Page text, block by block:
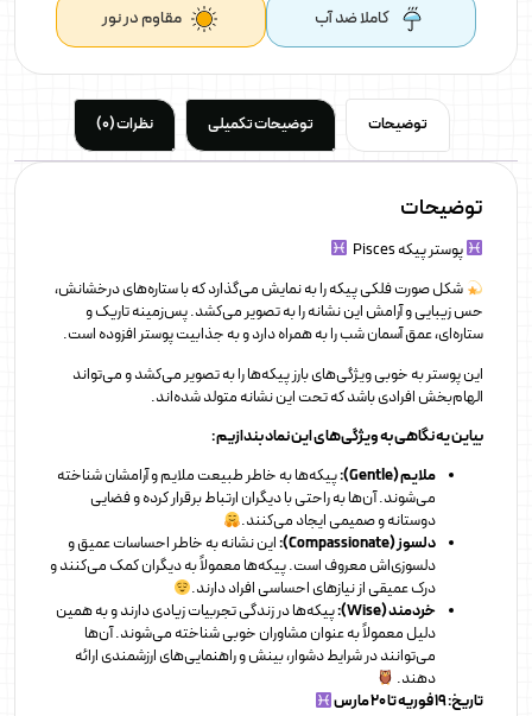
کاملا ضد آب مقاوم در نور
توضیحات توضیحات تکمیلی نظرات (0)
توضیحات
پوستر پیکه Pisces
شکل صورت فلکی پیکه را به نمایش می‌گذارد که با ستاره‌های درخشانش،
حس زیبایی و آرامش این نشانه را به تصویر می‌کشد. پس‌زمینه تاریک و
ستاره‌ای، عمق آسمان شب را به همراه دارد و به جذابیت پوستر افزوده است.
این پوستر به خوبی ویژگی‌های بارز پیکه‌ها را به تصویر می‌کشد و می‌تواند
الهام‌بخش افرادی باشد که تحت این نشانه متولد شده‌اند.
بیاین یه نگاهی به ویژگی‌های این نماد بندازیم :
ملایم (Gentle):
پیکه‌ها به خاطر طبیعت ملایم و آرامشان شناخته
می‌شوند. آن‌ها به راحتی با دیگران ارتباط برقرار کرده و فضایی
دوستانه و صمیمی ایجاد می‌کنند.
دلسوز (Compassionate):
این نشانه به خاطر احساسات عمیق و
دلسوزی‌اش معروف است. پیکه‌ها معمولاً به دیگران کمک می‌کنند و
درک عمیقی از نیازهای احساسی افراد دارند.
خردمند (Wise):
پیکه‌ها در زندگی تجربیات زیادی دارند و به همین
دلیل معمولاً به عنوان مشاوران خوبی شناخته می‌شوند. آن‌ها
می‌توانند در شرایط دشوار، بینش و راهنمایی‌های ارزشمندی ارائه
دهند.
تاریخ: ۱۹ فوریه تا ۲۰ مارس